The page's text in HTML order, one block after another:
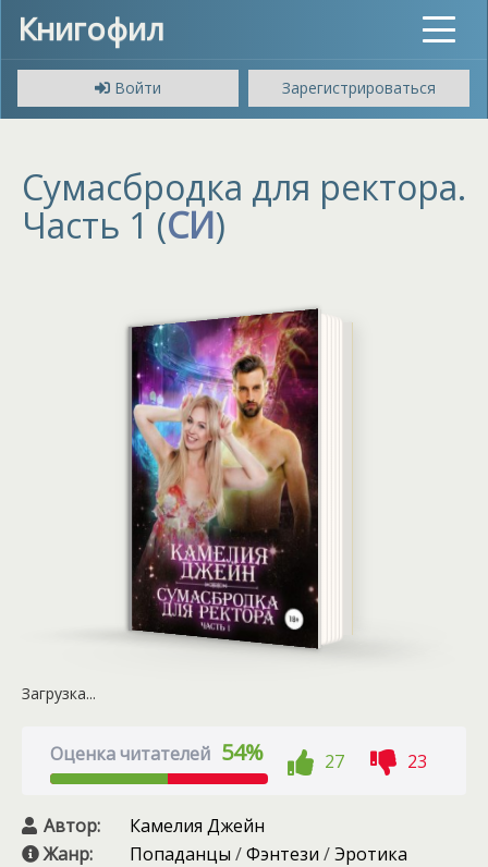
Книгофил
Toggle
Войти
Зарегистрироваться
Сумасбродка для ректора.
Часть 1 (СИ)
Загрузка...
Оценка читателей 54% 27 23
Автор:
Камелия Джейн
Жанр:
Попаданцы /Фэнтези /Эротика